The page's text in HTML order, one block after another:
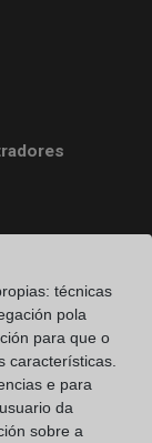
ventana nueva)
nueva)
nueva)
técnicas
pola
para que o
características.
e para
da
sobre a